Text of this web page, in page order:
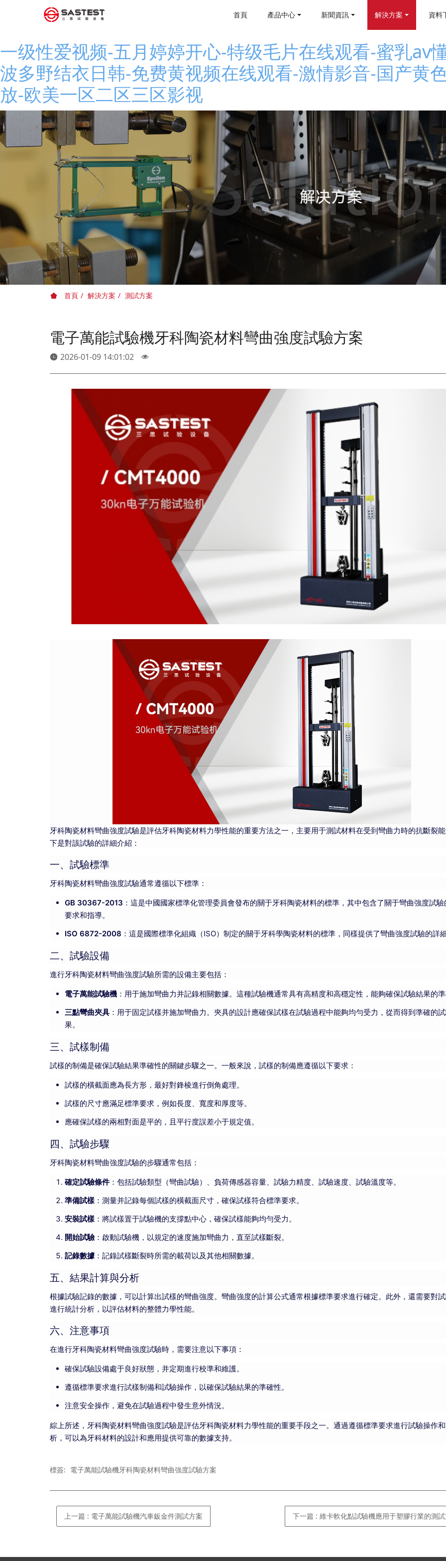
一级性爱视频-五月婷婷开心-特级毛片在线观看-蜜乳av
波多野结衣日韩-免费黄视频在线观看-激情影音-国产黄
放-欧美一区二区三区影视
首頁 產品中心 新聞資訊 解決方案 資料
首頁 解決方案 測試方案
電子萬能試驗機牙科陶瓷材料彎曲強度試驗方案
2026-01-09 14:01:02
牙科陶瓷材料彎曲強度試驗是評估牙科陶瓷材料力學性能的重要方法之一，主要用于測試材料在受到彎曲力時的抗斷裂
下是對該試驗的詳細介紹：
一、試驗標準
牙科陶瓷材料彎曲強度試驗通常遵循以下標準：
GB 30367-2013 ：這是中國國家標準化管理委員會發布的關于牙科陶瓷材料的標準，其中包含了關于彎曲強度試
要求和指導。
ISO 6872-2008 ：這是國際標準化組織（ISO）制定的關于牙科學陶瓷材料的標準，同樣提供了彎曲強度試驗的詳
二、試驗設備
進行牙科陶瓷材料彎曲強度試驗所需的設備主要包括：
電子萬能試驗機 ：用于施加彎曲力并記錄相關數據。這種試驗機通常具有高精度和高穩定性，能夠確保試驗結果的
三點彎曲夾具 ：用于固定試樣并施加彎曲力。夾具的設計應確保試樣在試驗過程中能夠均勻受力，從而得到準確的
果。
三、試樣制備
試樣的制備是確保試驗結果準確性的關鍵步驟之一。一般來說，試樣的制備應遵循以下要求：
試樣的橫截面應為長方形，最好對鋒棱進行倒角處理。
試樣的尺寸應滿足標準要求，例如長度、寬度和厚度等。
應確保試樣的兩相對面是平的，且平行度誤差小于規定值。
四、試驗步驟
牙科陶瓷材料彎曲強度試驗的步驟通常包括：
確定試驗條件：包括試驗類型（彎曲試驗）、負荷傳感器容量、試驗力精度、試驗速度、試驗溫度等。
準備試樣：測量并記錄每個試樣的橫截面尺寸，確保試樣符合標準要求。
安裝試樣：將試樣置于試驗機的支撐點中心，確保試樣能夠均勻受力。
開始試驗：啟動試驗機，以規定的速度施加彎曲力，直至試樣斷裂。
記錄數據：記錄試樣斷裂時所需的載荷以及其他相關數據。
五、結果計算與分析
根據試驗記錄的數據，可以計算出試樣的彎曲強度。彎曲強度的計算公式通常根據標準要求進行確定。此外，還需要對
進行統計分析，以評估材料的整體力學性能。
六、注意事項
在進行牙科陶瓷材料彎曲強度試驗時，需要注意以下事項：
確保試驗設備處于良好狀態，并定期進行校準和維護。
遵循標準要求進行試樣制備和試驗操作，以確保試驗結果的準確性。
注意安全操作，避免在試驗過程中發生意外情況。
綜上所述，牙科陶瓷材料彎曲強度試驗是評估牙科陶瓷材料力學性能的重要手段之一。通過遵循標準要求進行試驗操作
析，可以為牙科材料的設計和應用提供可靠的數據支持。
標簽: 電子萬能試驗機牙科陶瓷材料彎曲強度試驗方案
上一篇 : 電子萬能試驗機汽車鈑金件測試方案 下一篇 :維卡軟化點試驗機應用于塑膠行業的測